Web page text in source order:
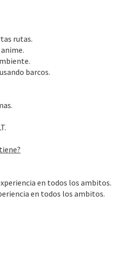
rutas.
barcos.
en todos los ambitos.
en todos los ambitos.